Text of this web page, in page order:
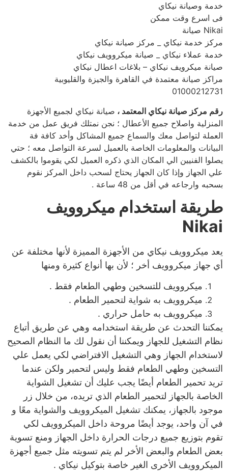
خدمة وصيانة نيكاي
فى اسرع وقت ممكن
Nikai صيانة
مركز خدمة نيكاي _ مركز صيانة نيكاي
خدمة عملاء نيكاي _ صيانة ميكروويف نيكاي
صيانة ميكرويف نيكاي – بلاغات اعطال نيكاي
مراكز صيانة معتمدة في القاهرة والجيزة والقليوبية
01000212731
رقم مركز صيانة نيكاي المعتمد ، صيانة نيكاي لجميع الأجهزة
المنزلية واصلاح جميع الأعطال ؛ نجن نمتلك فريق عمل من خدمة
العملة لتواصل معك والسماع جميع المشاكل وأخد كافة فة
البيانات والمعلومات الخاصة بالعميل لسرعة التواصل معه ؛ حتي
يصلوا الفنيين الي المكان الذي ذكره العميل لكي يقوموا بالكشف
علي الجهاز وإذا كان الجهاز يحتاج لسحب داخل المركز نقوم
بسحبه وارجاعه في أقل من 48 ساعة .
طريقة استخدام ميكروويف
Nikai
يعد ميكروويف نيكاي من الأجهزة المميزة لأنها مختلفة عن
أي جهاز ميكروويف أخر ؛ لأن بها أنواع كثيرة ومنها
ميكروويف للتسخين وطهي الطعام فقط .
ميكروويف به شواية لتحمير الطعام .
ميكروويف به حامل حراري .
يمكننا التحدث عن طريقة استخدامه وهي عن طريق أتباع
نظام التشغيل للجهاز ويمكننا أن نقول لك ما النظام الصحيح
لاستخدام الجهاز وهي التشغيل الافتراضي لكي يعمل علي
التسخين وطهي الطعام فقط وليس لتحمير ولكن عندما
تريد تحمير الطعام أيضًا يجب عليك أن تشغيل الشواية
الخاصة بالجهاز لتحمير الطعام الذي تريده، من خلال زر
موجود بالجهاز، يمكنك تشغيل الميكروويف والشواية معًا و
في آن واحد، يوجد أيضًا مروحة داخل الميكروويف لكي
تقوم بتوزيع جميع درجات الحرارة داخل الجهاز ومنع تسوية
بعض الطعام والبعض الأخر لم يتم تسويته مثل جميع أجهزة
الميكروويف الأخرى الغير خاصة بتوكيل نيكاي .